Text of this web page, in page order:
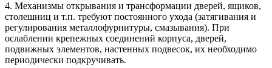
4. Механизмы открывания и трансформации дверей, ящиков,
столешниц и т.п. требуют постоянного ухода (затягивания и
регулирования металлофурнитуры, смазывания). При
ослаблении крепежных соединений корпуса, дверей,
подвижных элементов, настенных подвесок, их необходимо
периодически подкручивать.